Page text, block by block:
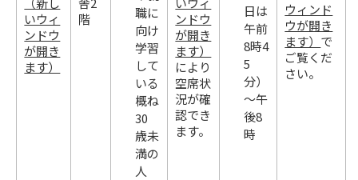
いウィ
ンドウ
が開き
ます）
階
職に
向け
学習
して
いる
概ね
30
歳未
満の
人
ンドウ
が開き
ます）
により
空席状
況が確
認でき
ます。
日は
午前
8時4
5
分）
～午
後8
時
ウィンド
ウが開き
ます） で
ご覧くだ
さい。